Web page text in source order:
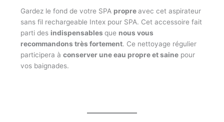
Gardez le fond de votre SPA propreavec cet aspirateur
sans fil rechargeable Intex pour SPA. Cet accessoire fait
parti des indispensables que nous vous
recommandons très fortement. Ce nettoyage régulier
participera à conserver une eau propre et sainepour
vos baignades.